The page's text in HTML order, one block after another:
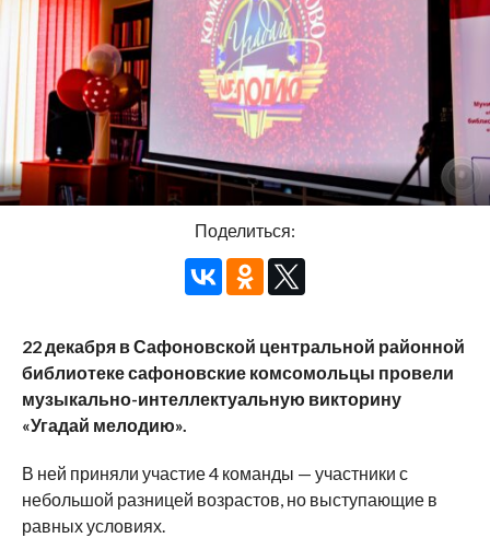
Поделиться:
22 декабря в Сафоновской центральной районной
библиотеке сафоновские комсомольцы провели
музыкально-интеллектуальную викторину
«Угадай мелодию».
В ней приняли участие 4 команды — участники с
небольшой разницей возрастов, но выступающие в
равных условиях.